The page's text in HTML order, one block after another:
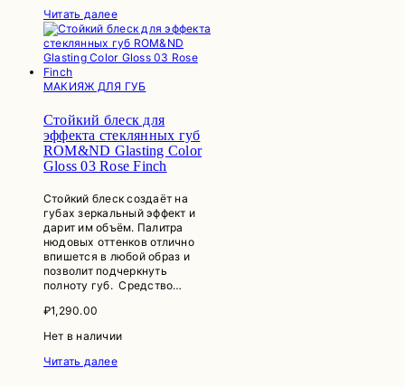
Читать далее
МАКИЯЖ ДЛЯ ГУБ
Стойкий блеск для
эффекта стеклянных губ
ROM&ND Glasting Color
Gloss 03 Rose Finch
Стойкий блеск создаёт на
губах зеркальный эффект и
дарит им объём. Палитра
нюдовых оттенков отлично
впишется в любой образ и
позволит подчеркнуть
полноту губ. Средство…
₽1,290.00
Нет в наличии
Читать далее